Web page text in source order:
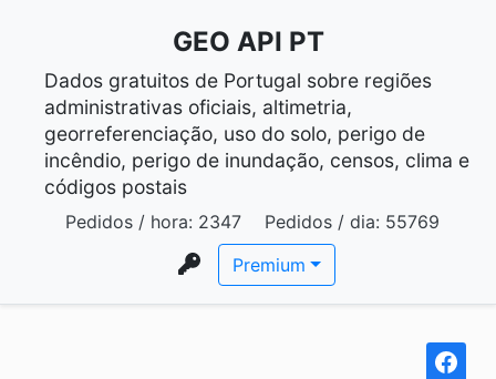
GEO API PT
Dados gratuitos de Portugal sobre regiões
administrativas oficiais, altimetria,
georreferenciação, uso do solo, perigo de
incêndio, perigo de inundação, censos, clima e
códigos postais
Pedidos / hora: 2347 Pedidos / dia: 55769
Premium